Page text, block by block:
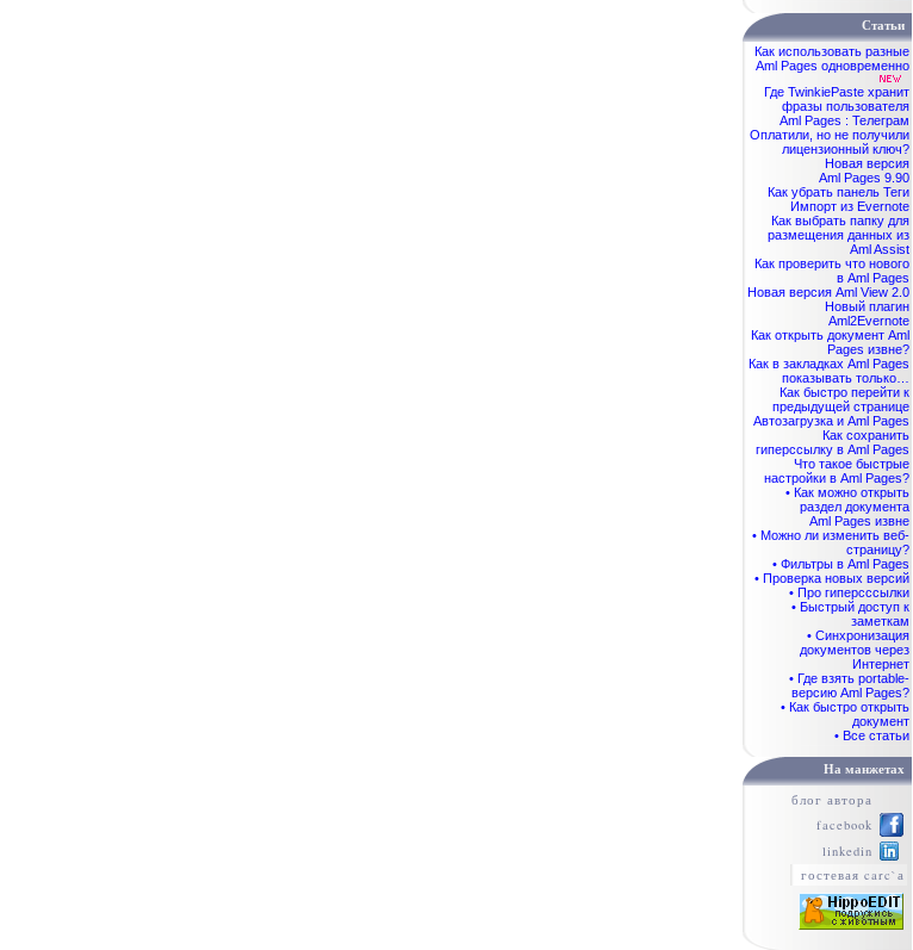
Статьи
Как использовать разные
Aml Pages одновременно
Где TwinkiePaste хранит
фразы пользователя
Aml Pages : Телеграм
Оплатили, но не получили
лицензионный ключ?
Новая версия
Aml Pages 9.90
Как убрать панель Теги
Импорт из Evernote
Как выбрать папку для
размещения данных из
Aml Assist
Как проверить что нового
в Aml Pages
Новая версия Aml View 2.0
Новый плагин
Aml2Evernote
Как открыть документ Aml
Pages извне?
Как в закладках Aml Pages
показывать только…
Как быстро перейти к
предыдущей странице
Автозагрузка и Aml Pages
Как сохранить
гиперссылку в Aml Pages
Что такое быстрые
настройки в Aml Pages?
• Как можно открыть
раздел документа
Aml Pages извне
• Можно ли изменить веб-
страницу?
• Фильтры в Aml Pages
• Проверка новых версий
• Про гиперсссылки
• Быстрый доступ к
заметкам
• Синхронизация
документов через
Интернет
• Где взять portable-
версию Aml Pages?
• Как быстро открыть
документ
• Все статьи
На манжетах
блог автора
facebook
linkedin
гостевая carc`а